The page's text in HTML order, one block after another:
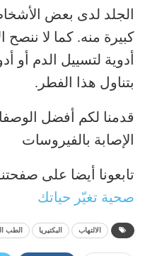
الجلد لدى بعض
كبيرة منه. كما لا ننصح
أدوية لتسييل الدم أو
بتناول هذا الفطر.
قدمنا لكم أفضل
الإصابة بالفيروسات
تابعونا أيضا على
صحية تغيّر حياتك
الالتهاب البكتيريا الطب